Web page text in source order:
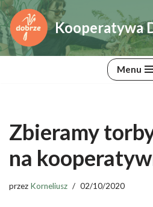
Przejdź
do
Kooperatywa
Menu
Zbieramy
na
przez Korneliusz 02/10/2020